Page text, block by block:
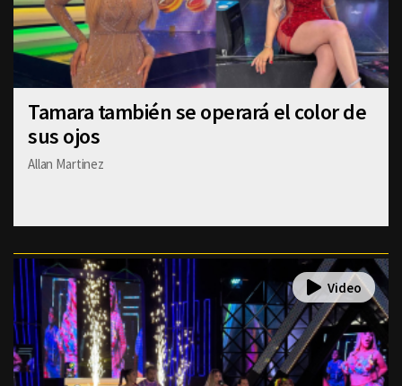
Tamara también se operará el color de
sus ojos
Allan Martinez